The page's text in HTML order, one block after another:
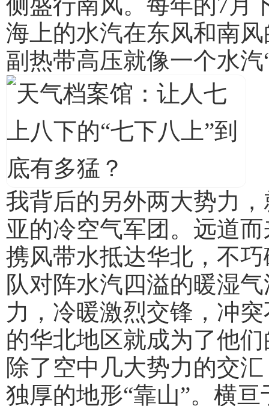
海上的水汽在东风和南
副热带高压就像一个水
我背后的另外两大势力
亚的冷空气军团。远道
携风带水抵达华北，不
队对阵水汽四溢的暖湿
力，冷暖激烈交锋，冲
的华北地区就成为了他们
除了空中几大势力的交
独厚的地形“靠山”。横